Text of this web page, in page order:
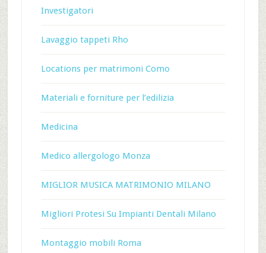
Investigatori
Lavaggio tappeti Rho
Locations per matrimoni Como
Materiali e forniture per l’edilizia
Medicina
Medico allergologo Monza
MIGLIOR MUSICA MATRIMONIO MILANO
Migliori Protesi Su Impianti Dentali Milano
Montaggio mobili Roma